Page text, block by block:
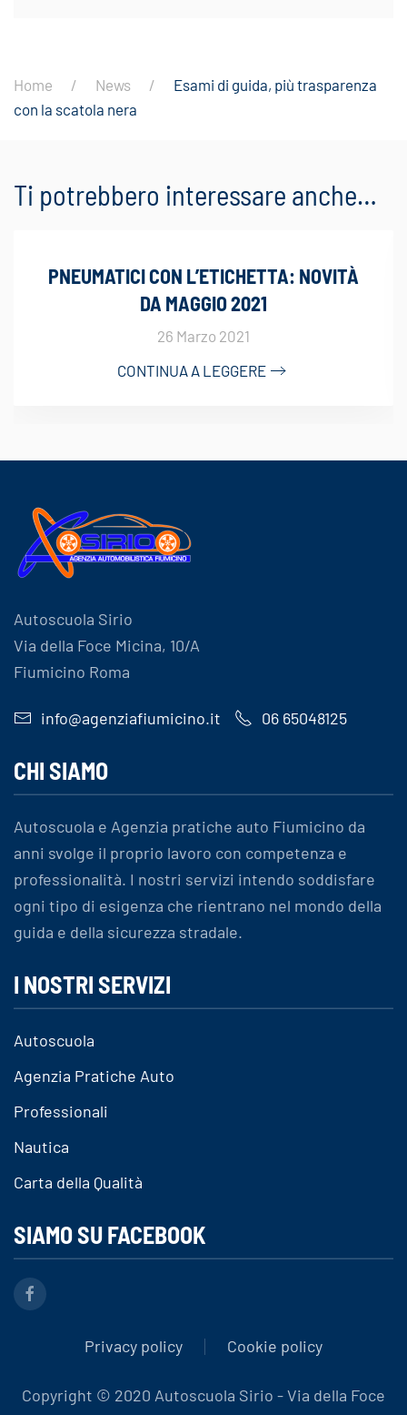
Home News
Esami di guida, più trasparenza
con la scatola nera
Ti potrebbero interessare anche…
PNEUMATICI CON L’ETICHETTA: NOVITÀ
DA MAGGIO 2021
26 Marzo 2021
CONTINUA A LEGGERE
Autoscuola Sirio
Via della Foce Micina, 10/A
Fiumicino Roma
info@agenziafiumicino.it 06 65048125
CHI SIAMO
Autoscuola e Agenzia pratiche auto Fiumicino da
anni svolge il proprio lavoro con competenza e
professionalità. I nostri servizi intendo soddisfare
ogni tipo di esigenza che rientrano nel mondo della
guida e della sicurezza stradale.
I NOSTRI SERVIZI
Autoscuola
Agenzia Pratiche Auto
Professionali
Nautica
Carta della Qualità
SIAMO SU FACEBOOK
Privacy policy Cookie policy
Copyright © 2020 Autoscuola Sirio - Via della Foce